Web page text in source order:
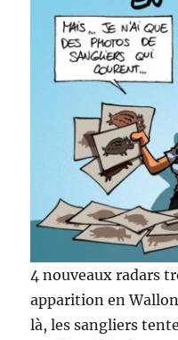
4 nouveaux radars
apparition en
là, les sangliers